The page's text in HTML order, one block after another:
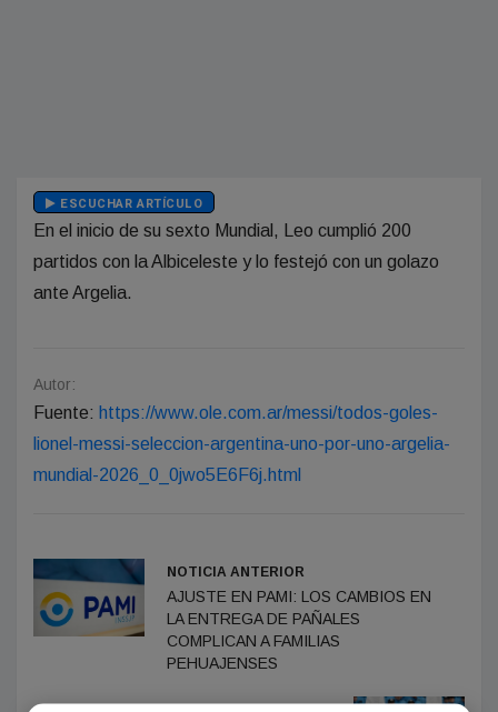
ESCUCHAR ARTÍCULO
En el inicio de su sexto Mundial, Leo cumplió 200
partidos con la Albiceleste y lo festejó con un golazo
ante Argelia.
Autor:
Fuente: https://www.ole.com.ar/messi/todos-goles-
lionel-messi-seleccion-argentina-uno-por-uno-argelia-
mundial-2026_0_0jwo5E6F6j.html
NOTICIA ANTERIOR
AJUSTE EN PAMI: LOS CAMBIOS EN
LA ENTREGA DE PAÑALES
COMPLICAN A FAMILIAS
PEHUAJENSES